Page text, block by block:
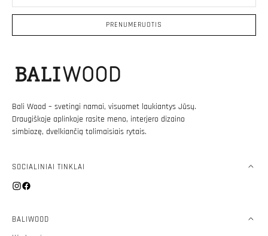
Bali Wood – svetingi namai, visuomet laukiantys Jūsų.
Draugiškoje aplinkoje rasite meno, interjero dizaino
simbiozę, dvelkiančią tolimaisiais rytais.
SOCIALINIAI TINKLAI
Instagram
Facebook
BALIWOOD
el.
PRENUMERUOTIS